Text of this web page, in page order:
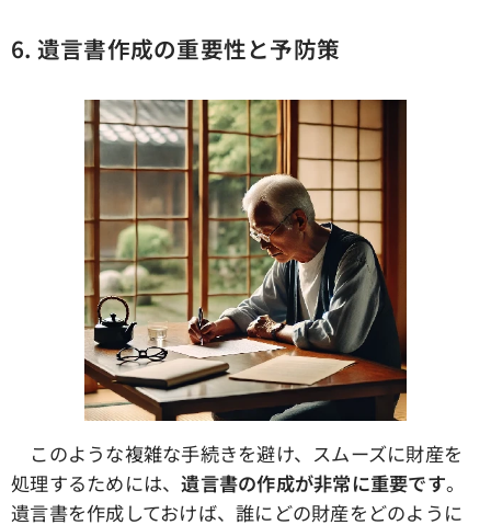
6. 遺言書作成の重要性と予防策
このような複雑な手続きを避け、スムーズに財産を
処理するためには、遺言書の作成が非常に重要です。
遺言書を作成しておけば、誰にどの財産をどのように